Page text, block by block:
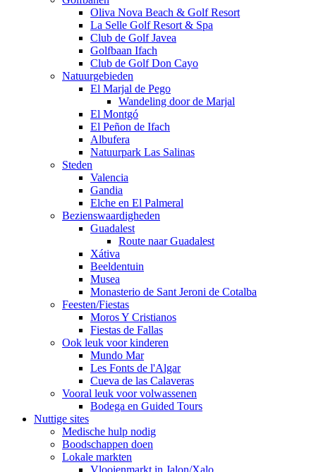
Oliva Nova Beach & Golf Resort
La Selle Golf Resort & Spa
Club de Golf Javea
Golfbaan Ifach
Club de Golf Don Cayo
Natuurgebieden
El Marjal de Pego
Wandeling door de Marjal
El Montgó
El Peñon de Ifach
Albufera
Natuurpark Las Salinas
Steden
Valencia
Gandia
Elche en El Palmeral
Bezienswaardigheden
Guadalest
Route naar Guadalest
Xátiva
Beeldentuin
Musea
Monasterio de Sant Jeroni de Cotalba
Feesten/Fiestas
Moros Y Cristianos
Fiestas de Fallas
Ook leuk voor kinderen
Mundo Mar
Les Fonts de l'Algar
Cueva de las Calaveras
Vooral leuk voor volwassenen
Bodega en Guided Tours
Nuttige sites
Medische hulp nodig
Boodschappen doen
Lokale markten
Vlooienmarkt in Jalon/Xalo